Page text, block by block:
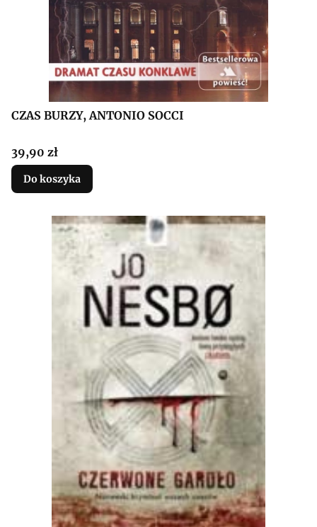
CZAS BURZY, ANTONIO SOCCI
Cena
39,90 zł
Do koszyka